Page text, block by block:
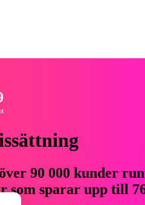
90 000 kunder
som sparar upp till